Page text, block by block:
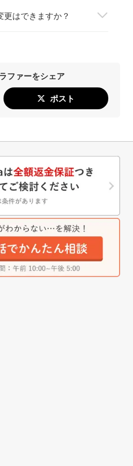
きたいことがある場合
フォトグラファーと1
ます。
更はできますか？
。
ファーをシェア
ポスト